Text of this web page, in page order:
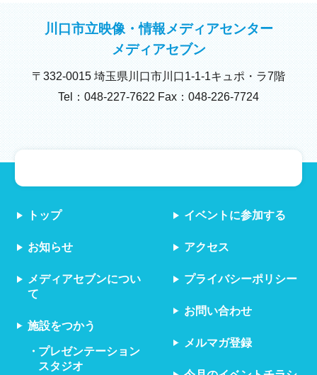
川口市立映像・情報メディアセンター
メディアセブン
〒332-0015 埼玉県川口市川口1-1-1キュポ・ラ7階
Tel：048-227-7622 Fax：048-226-7724
トップ
お知らせ
メディアセブンについ
て
施設をつかう
プレゼンテーション
スタジオ
イベントに参加する
アクセス
プライバシーポリシー
お問い合わせ
メルマガ登録